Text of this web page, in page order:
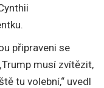
připraveni se
musí zvítězit,
tu volební,“ uvedl